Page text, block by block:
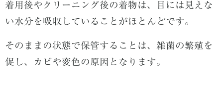
着用後やクリーニング後の着物は、目には見えな
い水分を吸収していることがほとんどです。
そのままの状態で保管することは、雑菌の繁殖を
促し、カビや変色の原因となります。